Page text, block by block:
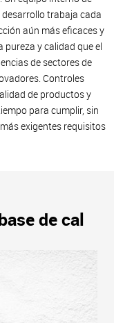
trabaja cada
aún más eficaces y
y calidad que el
de sectores de
Controles
de productos y
para cumplir, sin
exigentes requisitos
de cal